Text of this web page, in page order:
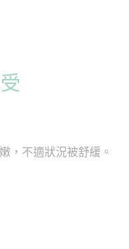
，不適狀況被舒緩。